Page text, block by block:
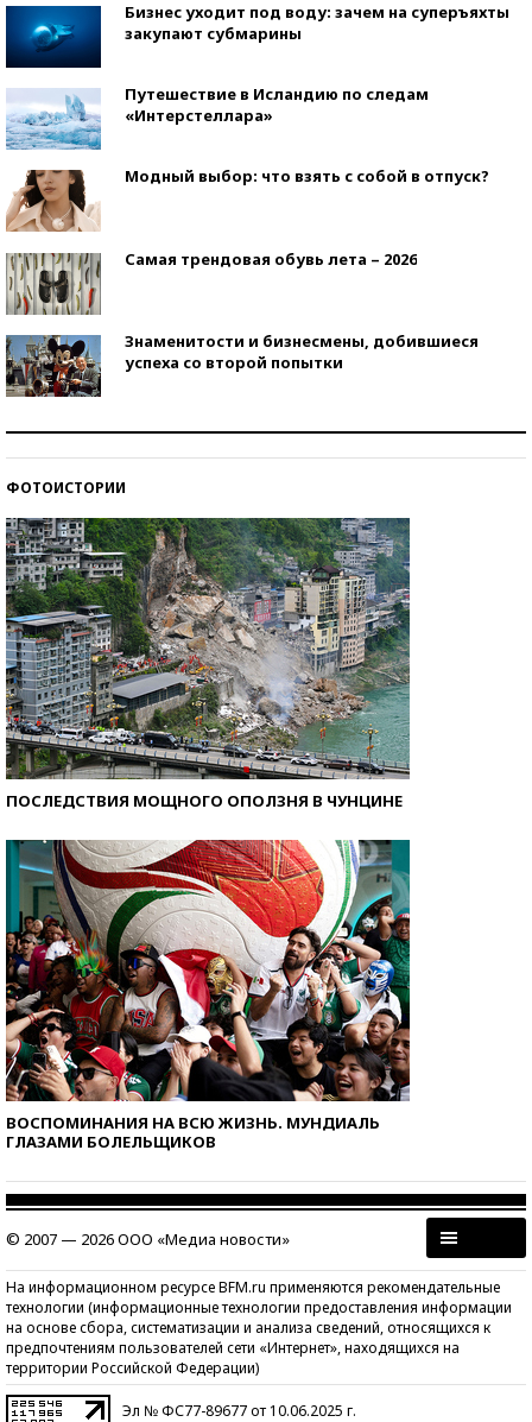
Бизнес уходит под воду: зачем на суперъяхты
закупают субмарины
Путешествие в Исландию по следам
«Интерстеллара»
Модный выбор: что взять с собой в отпуск?
Самая трендовая обувь лета – 2026
Знаменитости и бизнесмены, добившиеся
успеха со второй попытки
ФОТОИСТОРИИ
ПОСЛЕДСТВИЯ МОЩНОГО ОПОЛЗНЯ В ЧУНЦИНЕ
ВОСПОМИНАНИЯ НА ВСЮ ЖИЗНЬ. МУНДИАЛЬ
ГЛАЗАМИ БОЛЕЛЬЩИКОВ
© 2007 — 2026 ООО «Медиа новости»
На информационном ресурсе BFM.ru применяются рекомендательные
технологии (информационные технологии предоставления информации
на основе сбора, систематизации и анализа сведений, относящихся к
предпочтениям пользователей сети «Интернет», находящихся на
территории Российской Федерации)
Эл № ФС77-89677 от 10.06.2025 г.